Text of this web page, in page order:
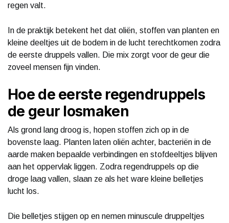
regen valt.
In de praktijk betekent het dat oliën, stoffen van planten en
kleine deeltjes uit de bodem in de lucht terechtkomen zodra
de eerste druppels vallen. Die mix zorgt voor de geur die
zoveel mensen fijn vinden.
Hoe de eerste regendruppels
de geur losmaken
Als grond lang droog is, hopen stoffen zich op in de
bovenste laag. Planten laten oliën achter, bacteriën in de
aarde maken bepaalde verbindingen en stofdeeltjes blijven
aan het oppervlak liggen. Zodra regendruppels op die
droge laag vallen, slaan ze als het ware kleine belletjes
lucht los.
Die belletjes stijgen op en nemen minuscule druppeltjes